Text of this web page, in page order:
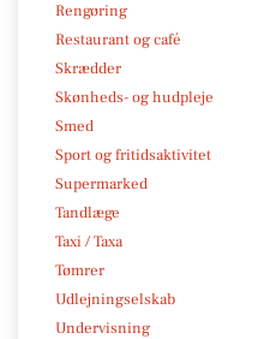
Rengøring
Restaurant og café
Skrædder
Skønheds- og hudpleje
Smed
Sport og fritidsaktivitet
Supermarked
Tandlæge
Taxi / Taxa
Tømrer
Udlejningselskab
Undervisning